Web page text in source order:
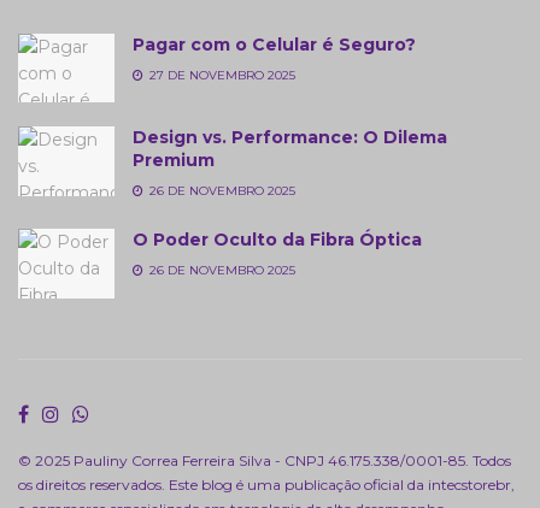
Pagar com o Celular é Seguro?
27 DE NOVEMBRO 2025
Design vs. Performance: O Dilema
Premium
26 DE NOVEMBRO 2025
O Poder Oculto da Fibra Óptica
26 DE NOVEMBRO 2025
© 2025 Pauliny Correa Ferreira Silva - CNPJ 46.175.338/0001-85. Todos
os direitos reservados. Este blog é uma publicação oficial da intecstorebr,